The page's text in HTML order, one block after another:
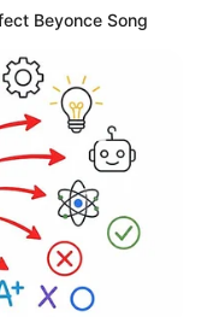
CƏMİYYƏT
Beyonce Song